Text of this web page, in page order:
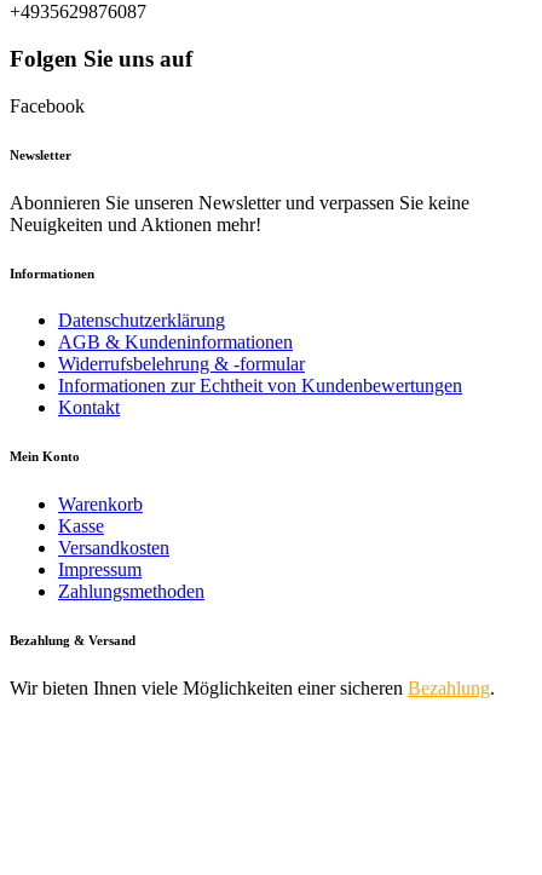
+4935629876087
Folgen Sie uns auf
Facebook
Newsletter
Abonnieren Sie unseren Newsletter und verpassen Sie keine
Neuigkeiten und Aktionen mehr!
Informationen
Datenschutzerklärung
AGB & Kundeninformationen
Widerrufsbelehrung & -formular
Informationen zur Echtheit von Kundenbewertungen
Kontakt
Mein Konto
Warenkorb
Kasse
Versandkosten
Impressum
Zahlungsmethoden
Bezahlung & Versand
Wir bieten Ihnen viele Möglichkeiten einer sicheren Bezahlung.